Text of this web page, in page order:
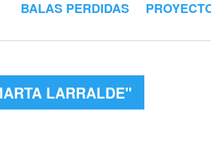
BALAS PERDIDAS
LARRALDE"